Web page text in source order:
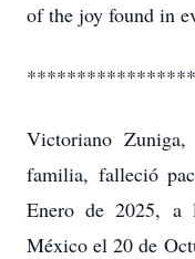
of the joy found in
Victoriano
familia, falleció
Enero de 2025, a
México el 20 de